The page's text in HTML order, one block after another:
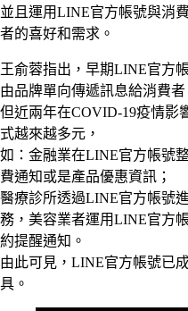
並且運用LINE官方帳號與消
者的喜好和需求。
王俞蓉指出，早期LINE官方
由品牌單向傳遞訊息給消費者
但近兩年在COVID-19疫情影
式越來越多元，
如：金融業在LINE官方帳號
費通知或是產品優惠資訊；
醫療診所透過LINE官方帳號
務，美容業者運用LINE官方
約提醒通知。
由此可見，LINE官方帳號已
具。